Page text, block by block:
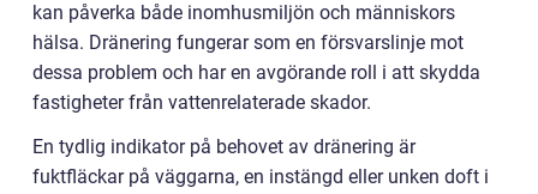
kan påverka både inomhusmiljön och människors
hälsa. Dränering fungerar som en försvarslinje mot
dessa problem och har en avgörande roll i att skydda
fastigheter från vattenrelaterade skador.
En tydlig indikator på behovet av dränering är
fuktfläckar på väggarna, en instängd eller unken doft i